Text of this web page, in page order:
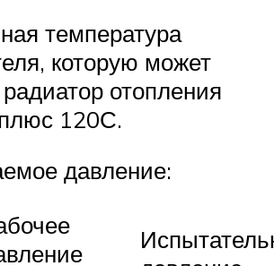
температура
которую может
отопления
120С.
давление: